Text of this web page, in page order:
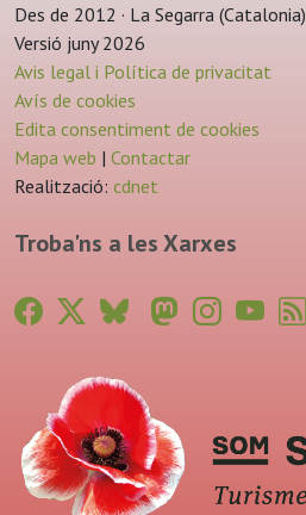
Des de 2012 · La Segarra (Catalonia)
Versió juny 2026
Avis legal i Política de privacitat
Avís de cookies
Edita consentiment de cookies
Mapa web | Contactar
Realització: cdnet
Troba'ns a les Xarxes